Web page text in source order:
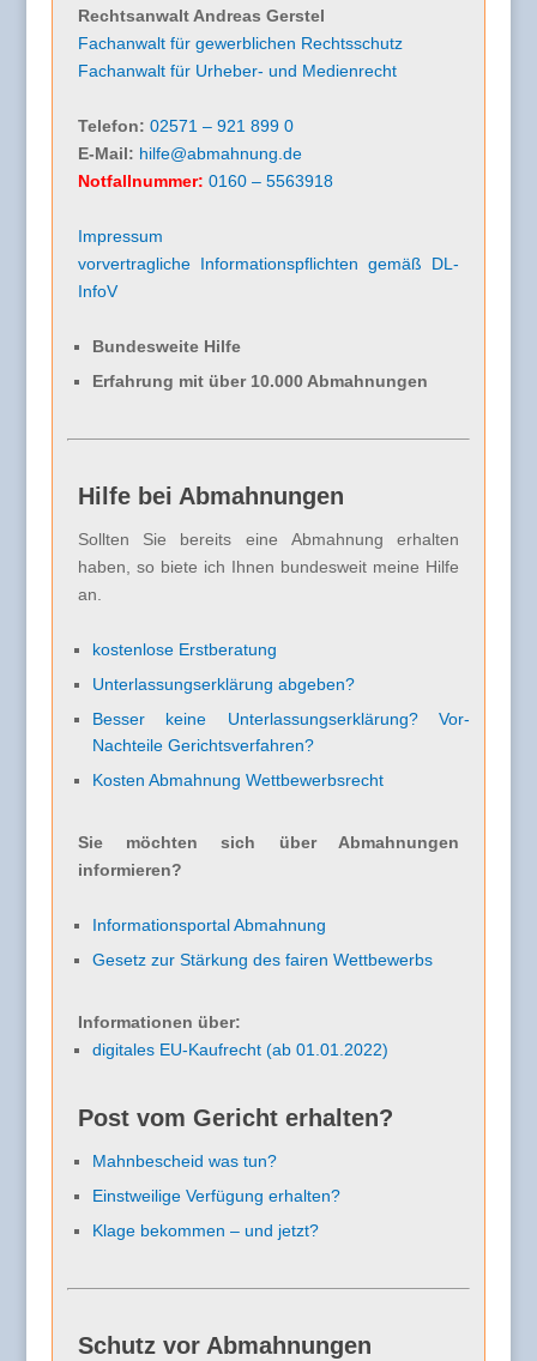
Rechtsanwalt Andreas Gerstel
Fachanwalt für gewerblichen Rechtsschutz
Fachanwalt für Urheber- und Medienrecht
Telefon: 02571 – 921 899 0
E-Mail: hilfe@abmahnung.de
Notfallnummer: 0160 – 5563918
Impressum
vorvertragliche Informationspflichten gemäß DL-
InfoV
Bundesweite Hilfe
Erfahrung mit über 10.000 Abmahnungen
Hilfe bei Abmahnungen
Sollten Sie bereits eine Abmahnung erhalten
haben, so biete ich Ihnen bundesweit meine Hilfe
an.
kostenlose Erstberatung
Unterlassungserklärung abgeben?
Besser keine Unterlassungserklärung? Vor-
Nachteile Gerichtsverfahren?
Kosten Abmahnung Wettbewerbsrecht
Sie möchten sich über Abmahnungen
informieren?
Informationsportal Abmahnung
Gesetz zur Stärkung des fairen Wettbewerbs
Informationen über:
digitales EU-Kaufrecht (ab 01.01.2022)
Post vom Gericht erhalten?
Mahnbescheid was tun?
Einstweilige Verfügung erhalten?
Klage bekommen – und jetzt?
Schutz vor Abmahnungen